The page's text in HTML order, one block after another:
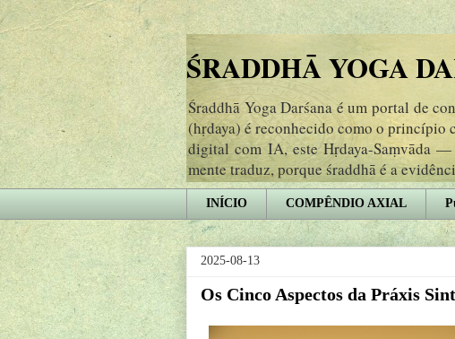
ŚRADDHĀ YOGA
Śraddhā Yoga Darśana é um portal de
(hṛdaya) é reconhecido como o princípio
digital com IA, este Hṛdaya-Saṃvāda
mente traduz, porque śraddhā é a
INÍCIO COMPÊNDIO AXIAL
2025-08-13
Os Cinco Aspectos da Práxis